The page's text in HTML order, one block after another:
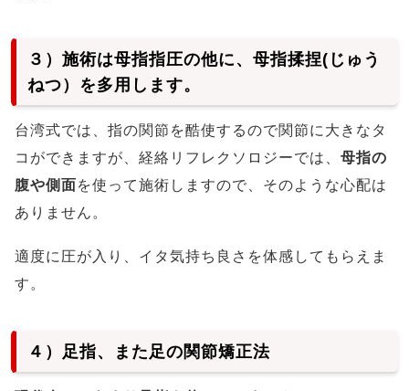
３）施術は母指指圧の他に、母指揉捏(じゅう
ねつ）を多用します。
台湾式では、指の関節を酷使するので関節に大きなタ
コができますが、経絡リフレクソロジーでは、 母指の
腹や側面を使って施術しますので、そのような心配は
ありません。
適度に圧が入り、イタ気持ち良さを体感してもらえま
す。
４）足指、また足の関節矯正法